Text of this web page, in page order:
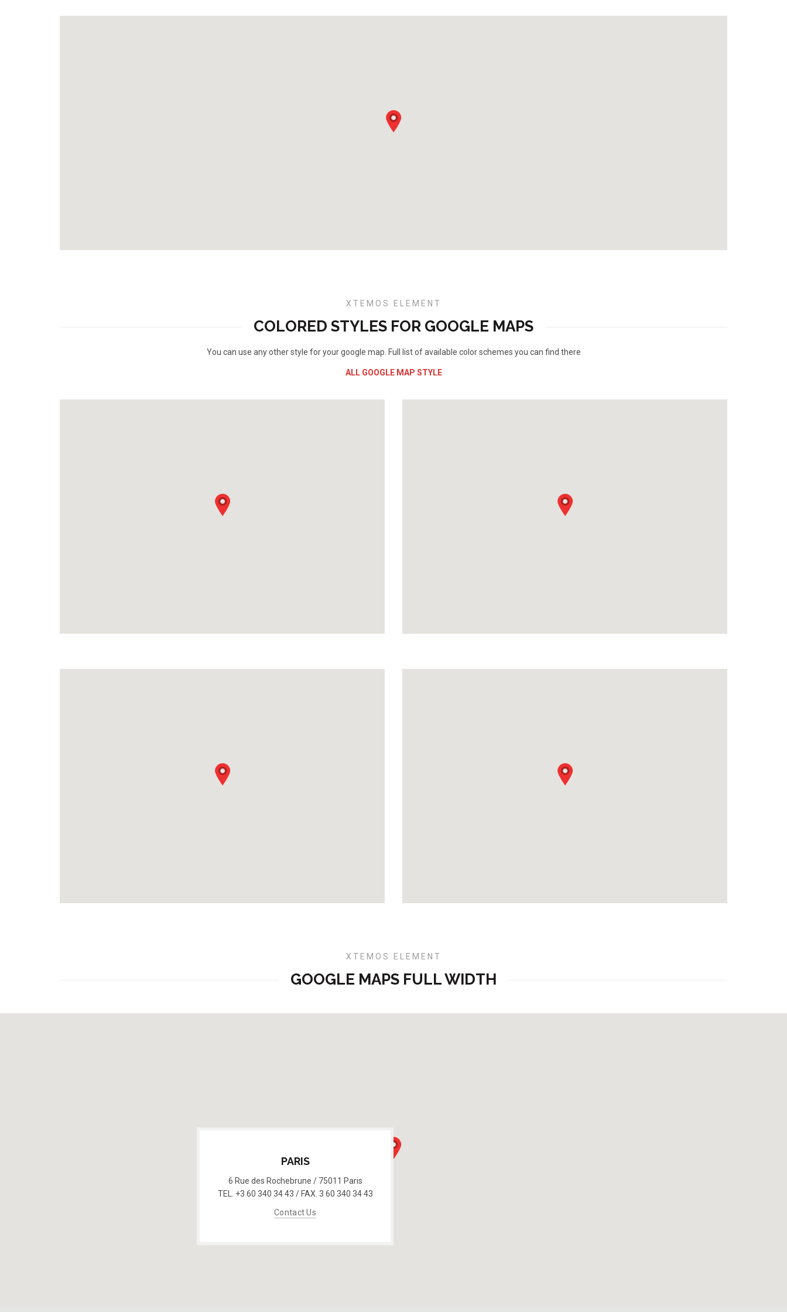
XTEMOS ELEMENT
COLORED STYLES FOR GOOGLE MAPS
You can use any other style for your google map. Full list of available color schemes you can find there
ALL GOOGLE MAP STYLE
XTEMOS ELEMENT
GOOGLE MAPS FULL WIDTH
PARIS
6 Rue des Rochebrune / 75011 Paris
TEL. +3 60 340 34 43 / FAX. 3 60 340 34 43
Contact Us